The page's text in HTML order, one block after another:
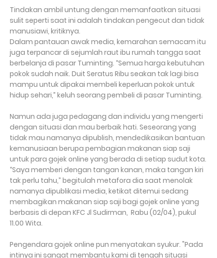
Tindakan ambil untung dengan memanfaatkan situasi
sulit seperti saat ini adalah tindakan pengecut dan tidak
manusiawi, kritiknya.
Dalam pantauan awak media, kemarahan semacam itu
juga terpancar di sejumlah raut ibu rumah tangga saat
berbelanja di pasar Tuminting. “Semua harga kebutuhan
pokok sudah naik. Duit Seratus Ribu seakan tak lagi bisa
mampu untuk dipakai membeli keperluan pokok untuk
hidup sehari,” keluh seorang pembeli di pasar Tuminting.
Namun ada juga pedagang dan individu yang mengerti
dengan situasi dan mau berbaik hati. Seseorang yang
tidak mau namanya dipublish, mendedikasikan bantuan
kemanusiaan berupa pembagian makanan siap saji
untuk para gojek online yang berada di setiap sudut kota.
“Saya memberi dengan tangan kanan, maka tangan kiri
tak perlu tahu,” begitulah metafora dia saat menolak
namanya dipublikasi media, ketikat ditemui sedang
membagikan makanan siap saji bagi gojek online yang
berbasis di depan KFC Jl Sudirman, Rabu (02/04), pukul
11.00 Wita.
Pengendara gojek online pun menyatakan syukur. "Pada
intinya ini sangat membantu kami di tengah situasi